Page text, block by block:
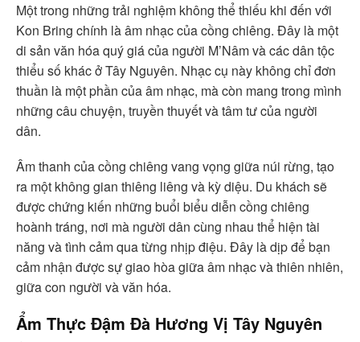
Một trong những trải nghiệm không thể thiếu khi đến với
Kon Bring chính là âm nhạc của cồng chiêng. Đây là một
di sản văn hóa quý giá của người M’Nâm và các dân tộc
thiểu số khác ở Tây Nguyên. Nhạc cụ này không chỉ đơn
thuần là một phần của âm nhạc, mà còn mang trong mình
những câu chuyện, truyền thuyết và tâm tư của người
dân.
Âm thanh của cồng chiêng vang vọng giữa núi rừng, tạo
ra một không gian thiêng liêng và kỳ diệu. Du khách sẽ
được chứng kiến những buổi biểu diễn cồng chiêng
hoành tráng, nơi mà người dân cùng nhau thể hiện tài
năng và tình cảm qua từng nhịp điệu. Đây là dịp để bạn
cảm nhận được sự giao hòa giữa âm nhạc và thiên nhiên,
giữa con người và văn hóa.
Ẩm Thực Đậm Đà Hương Vị Tây Nguyên